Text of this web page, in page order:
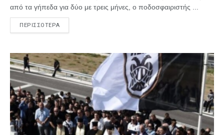
από τα γήπεδα για δύο με τρεις μήνες, ο ποδοσφαιριστής ...
ΠΕΡΙΣΣΟΤΕΡΑ